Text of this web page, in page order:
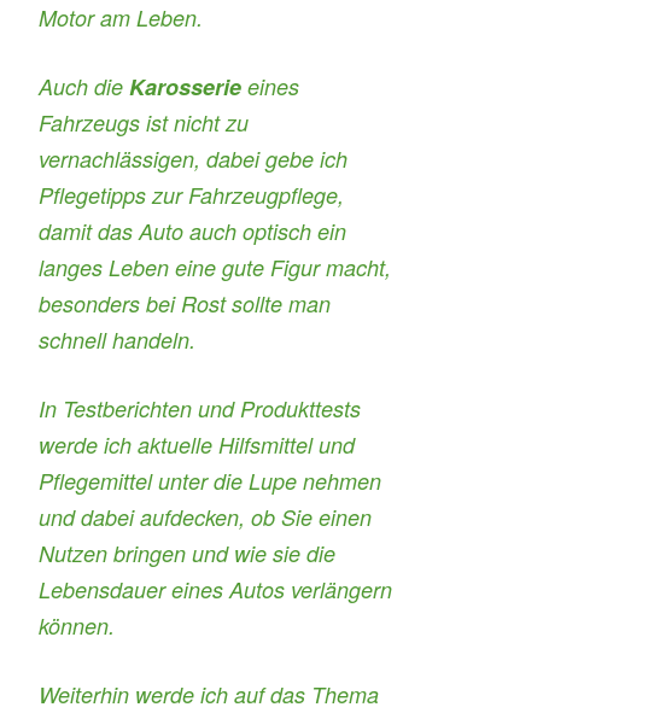
Motor am Leben.
Auch die Karosserieeines
Fahrzeugs ist nicht zu
vernachlässigen, dabei gebe ich
Pflegetipps zur Fahrzeugpflege,
damit das Auto auch optisch ein
langes Leben eine gute Figur macht,
besonders bei Rost sollte man
schnell handeln.
In Testberichtenund Produkttests
werde ich aktuelle Hilfsmittel und
Pflegemittel unter die Lupe nehmen
und dabei aufdecken, ob Sie einen
Nutzen bringen und wie sie die
Lebensdauer eines Autos verlängern
können.
Weiterhin werde ich auf das Thema